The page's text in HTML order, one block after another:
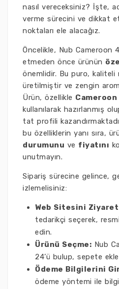
nasıl vereceksiniz? İşte,
verme sürecini ve dikkat
noktaları ele alacağız.
Öncelikle, Nub Cameroon
etmeden önce ürünün
önemlidir. Bu puro, kaliteli
üretilmiştir ve zengin
Ürün, özellikle Cameroon
kullanılarak hazırlanmış
tat profili
bu özelliklerin yanı sıra,
durumunu ve fiyatını
unutmayın.
Sipariş sürecine gelince,
izlemelisiniz:
Web Sitesini
tedarikçi seçerek,
edin.
Ürünü Seçme: Nub
24’ü bulup, sepete
Ödeme Bilgilerini
ödeme yöntemi ile